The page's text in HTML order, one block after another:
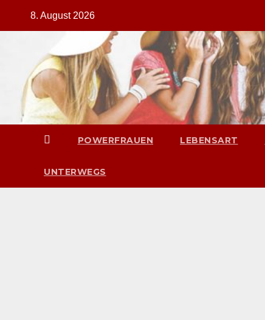
8. August 2026
POWERFRAUEN LEBENSART
UNTERWEGS